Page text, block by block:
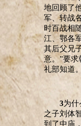
地回顾了
军、转战
时百战相
江、鄂各
其后父兄
意。”要求
礼部知道
3为
之子刘体
到了中庙